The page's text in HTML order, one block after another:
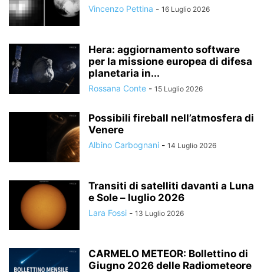
Vincenzo Pettina - 16 Luglio 2026
Hera: aggiornamento software
per la missione europea di difesa
planetaria in...
Rossana Conte - 15 Luglio 2026
Possibili fireball nell’atmosfera di
Venere
Albino Carbognani - 14 Luglio 2026
Transiti di satelliti davanti a Luna
e Sole – luglio 2026
Lara Fossi - 13 Luglio 2026
CARMELO METEOR: Bollettino di
Giugno 2026 delle Radiometeore